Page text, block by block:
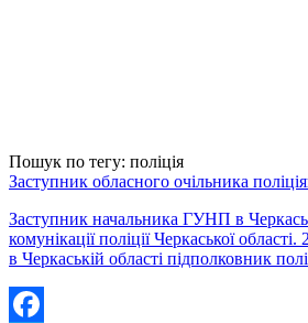
Пошук по тегу: поліція
Заступник обласного очільника
Заступник начальника ГУНП в
комунікації поліції Черкаської
в Черкаській області підполковник